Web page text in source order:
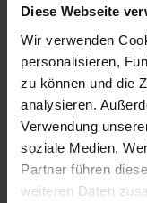
Diese Webseite
Wir verwenden
personalisieren,
zu können und die
analysieren.
Verwendung
soziale Medien,
Partner führen
weiteren Daten
Berufsrecht